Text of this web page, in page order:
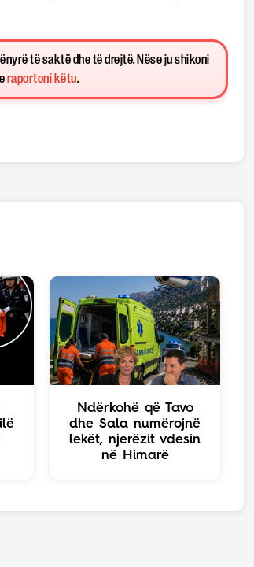
të saktë dhe të drejtë. Nëse ju shikoni
raportoni këtu.
Ndërkohë që Tavo
dhe Sala numërojnë
lekët, njerëzit vdesin
në Himarë